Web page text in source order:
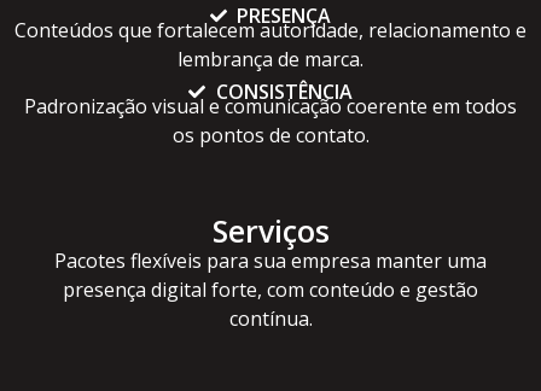
PRESENÇA
Conteúdos que fortalecem autoridade, relacionamento e
lembrança de marca.
CONSISTÊNCIA
Padronização visual e comunicação coerente em todos
os pontos de contato.
Serviços
Pacotes flexíveis para sua empresa manter uma
presença digital forte, com conteúdo e gestão
contínua.